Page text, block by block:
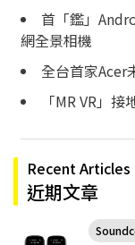
首「鑑」
網全景相機
全台首家Acer
「MR VR」接
Recent Articles
近期文章